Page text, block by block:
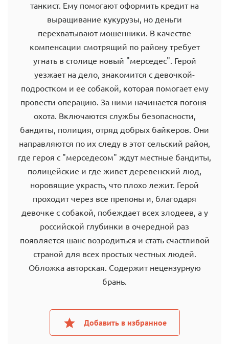
танкист. Ему помогают оформить кредит на
выращивание кукурузы, но деньги
перехватывают мошенники. В качестве
компенсации смотрящий по району требует
угнать в столице новый "мерседес". Герой
уезжает на дело, знакомится с девочкой-
подростком и ее собакой, которая помогает ему
провести операцию. За ними начинается погоня-
охота. Включаются службы безопасности,
бандиты, полиция, отряд добрых байкеров. Они
направляются по их следу в этот сельский район,
где героя с "мерседесом" ждут местные бандиты,
полицейские и где живет деревенский люд,
норовящие украсть, что плохо лежит. Герой
проходит через все препоны и, благодаря
девочке с собакой, побеждает всех злодеев, а у
российской глубинки в очередной раз
появляется шанс возродиться и стать счастливой
страной для всех простых честных людей.
Обложка авторская. Содержит нецензурную
брань.
Добавить в избранное